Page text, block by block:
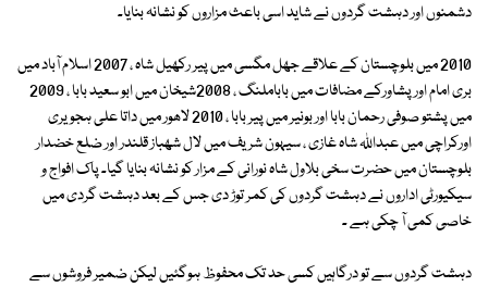
دشمنوں اور دہشت گردوں نے شاید اسی باعث مزاروں کو نشانہ بنایا۔
2010 میں بلوچستان کے علاقے جھل مگسی میں پیر رکھیل شاہ ، 2007 اسلام آباد میں
بری امام اور پشاورکے مضافات میں باباملنگ ، 2008شیخان میں ابو سعید بابا ، 2009
میں پشتو صوفی رحمان بابا اور بونیر میں پیر بابا ، 2010 لاھور میں داتا علی ہجویری
اورکراچی میں عبداللہ شاہ غازی ، سیہون شریف میں لال شھباز قلندر اور ضلع خضدار
بلوچستان میں حضرت سخی بلاول شاہ نورانی کے مزار کو نشانہ بنایا گیا۔ پاک افواج و
سیکیورٹی اداروں نے دہشت گردوں کی کمر توڑ دی جس کے بعد دہشت گردی میں
خاصی کمی آ چکی ہے ۔
دہشت گردوں سے تو درگاہیں کسی حد تک محفوظ ہوگئیں لیکن ضمیر فروشوں سے